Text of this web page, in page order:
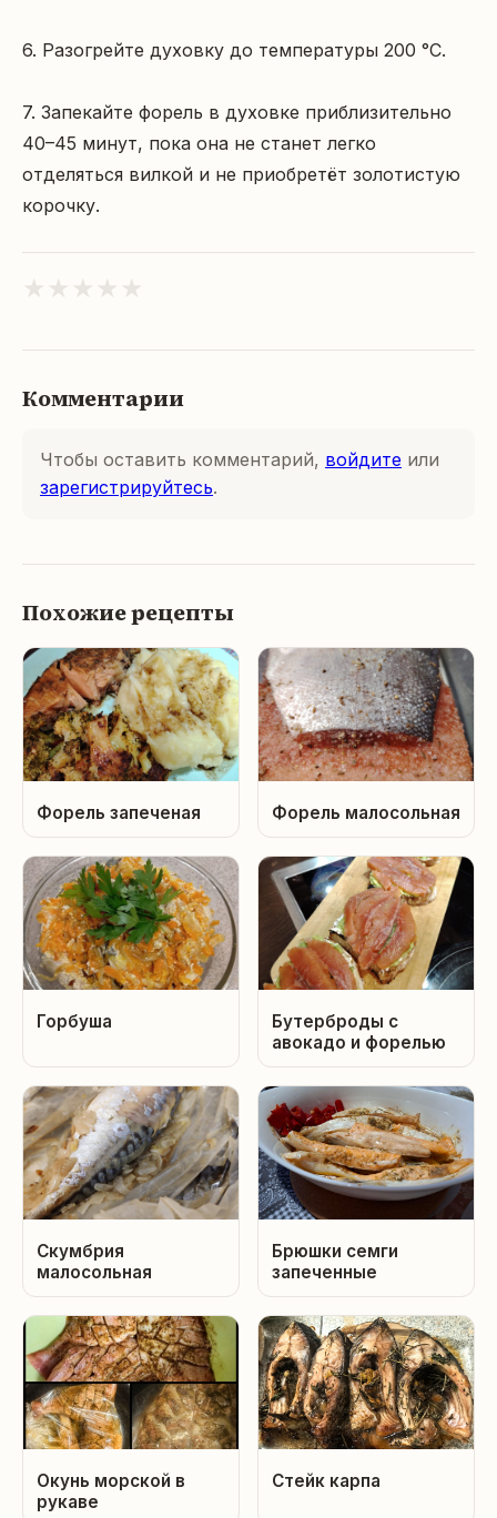
6. Разогрейте духовку до температуры 200 °C.
7. Запекайте форель в духовке приблизительно
40–45 минут, пока она не станет легко
отделяться вилкой и не приобретёт золотистую
корочку.
★ ★ ★ ★ ★
Комментарии
Чтобы оставить комментарий, войдите или
зарегистрируйтесь.
Похожие рецепты
Форель запеченая Форель малосольная
Горбуша
Бутерброды с
авокадо и форелью
Скумбрия
малосольная
Брюшки семги
запеченные
Окунь морской в
рукаве
Стейк карпа